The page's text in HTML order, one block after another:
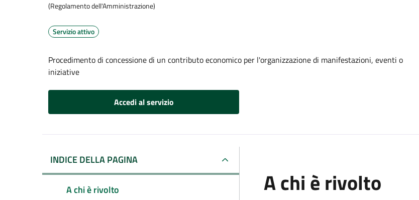
(Regolamento dell'Amministrazione)
Servizio attivo
Procedimento di concessione di un contributo economico per l'organizzazione di manifestazioni, eventi o
iniziative
Accedi al servizio
INDICE DELLA PAGINA
A chi è rivolto
A chi è rivolto